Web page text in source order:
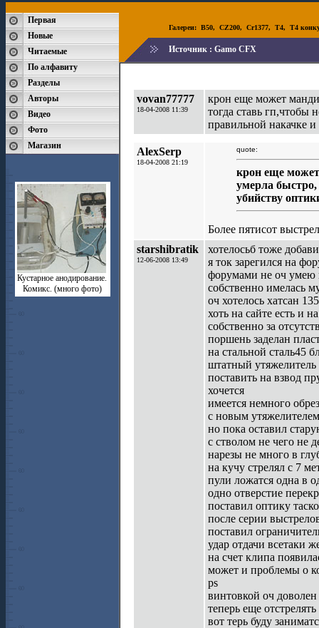
Первая
Новые
Читаемые
По алфавиту
Разделы
Авторы
Видео
Фото
Магазин
Кустарное анодирование.
Комикс. (много фото)
Галереи: B50, CZ200, Cr1377, T4, T4
Источник : Gamo CFX
vovan77777
18-04-2008 11:39
крон еще может
тогда ставь гп,чтобы
правильной накачке и
AlexSerp
18-04-2008 21:19
quote:
крон еще
умерла быстро,
убийству
Более пятисот
starshibratik
12-06-2008 13:49
хотелосьб тоже
я ток зарегился на
форумами не оч умею
собственно имелась
оч хотелось хатсан
хоть на сайте есть и
собственно за
поршень заделан
на стальной сталь45
штатный утяжелитель
поставить на взвод
хочется
имеется немного
с новым утяжелителем
но пока оставил
с стволом не чего не
нарезы не много в
на кучу стрелял с 7
пули ложатся одна в
одно отверстие
поставил оптику
после серии
поставил
удар отдачи всетаки
на счет клипа
может и проблемы о
ps
винтовкой оч
теперь еще
вот терь буду